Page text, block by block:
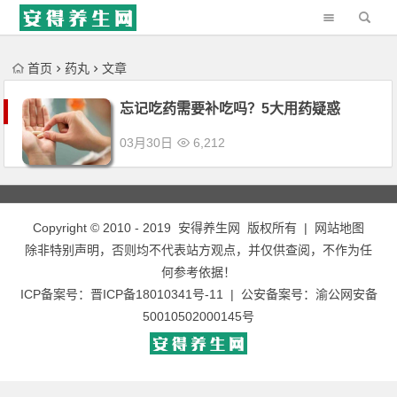
'); })();
首页 药丸 文章
忘记吃药需要补吃吗？5大用药疑惑
03月30日 6,212
Copyright © 2010 - 2019 安得养生网 版权所有 |
网站地图
除非特别声明，否则均不代表站方观点，并仅供查阅，不作为任
何参考依据！
ICP备案号： 晋ICP备18010341号-11 | 公安备案号： 渝公网安备
50010502000145号